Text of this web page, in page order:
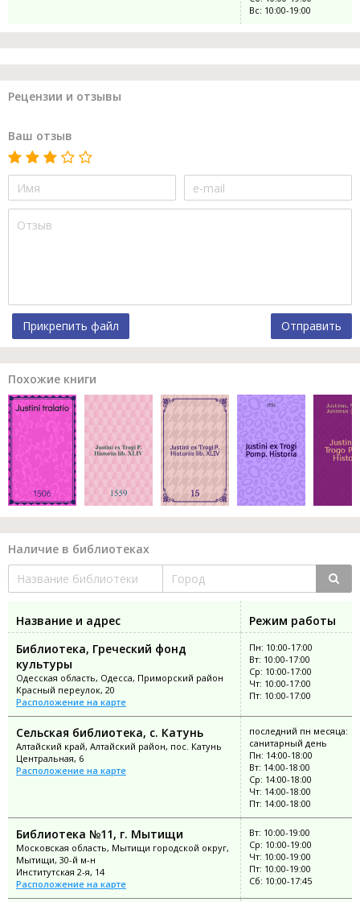
Вс: 10:00-19:00
Рецензии и отзывы
Ваш отзыв
Прикрепить файл Отправить
Похожие книги
Наличие в библиотеках
Название и адрес
Режим работы
Библиотека, Греческий фонд
культуры
Одесская область, Одесса, Приморский район
Красный переулок, 20
Расположение на карте
Пн: 10:00-17:00
Вт: 10:00-17:00
Ср: 10:00-17:00
Чт: 10:00-17:00
Пт: 10:00-17:00
Сельская библиотека, с. Катунь
Алтайский край, Алтайский район, пос. Катунь
Центральная, 6
Расположение на карте
последний пн месяца:
санитарный день
Пн: 14:00-18:00
Вт: 14:00-18:00
Ср: 14:00-18:00
Чт: 14:00-18:00
Пт: 14:00-18:00
Библиотека №11, г. Мытищи
Московская область, Мытищи городской округ,
Мытищи, 30-й м-н
Институтская 2-я, 14
Расположение на карте
Вт: 10:00-19:00
Ср: 10:00-19:00
Чт: 10:00-19:00
Пт: 10:00-19:00
Сб: 10:00-17:45